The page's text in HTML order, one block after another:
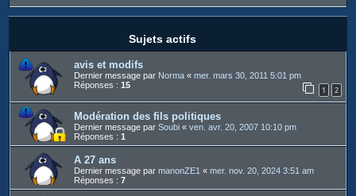
Sujets actifs
avis et modifs
Dernier message par Norma « mer. mars 30, 2011 5:01 pm
Réponses : 15 1 2
Modération des fils politiques
Dernier message par Soubi « ven. avr. 20, 2007 10:10 pm
Réponses : 1
A 27 ans
Dernier message par manonZE1 « mer. nov. 20, 2024 3:51 am
Réponses : 7